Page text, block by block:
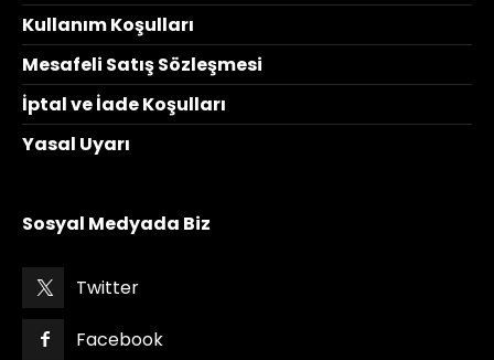
Kullanım Koşulları
Mesafeli Satış Sözleşmesi
İptal ve İade Koşulları
Yasal Uyarı
Sosyal Medyada Biz
Twitter
Facebook